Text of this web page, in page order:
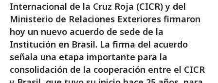
Internacional de la Cruz Roja (CICR) y del
Ministerio de Relaciones Exteriores firmaron
hoy un nuevo acuerdo de sede de la
Institución en Brasil. La firma del acuerdo
señala una etapa importante para la
consolidación de la cooperación entre el CICR